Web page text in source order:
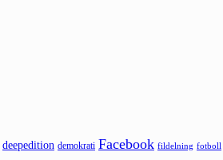
deepedition demokrati Facebook fildelning fotboll